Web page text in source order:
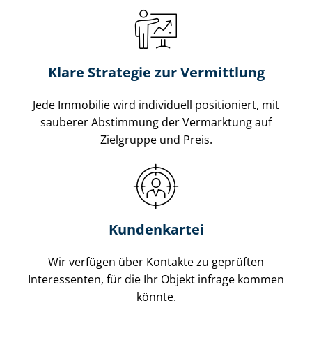
Klare Strategie zur Vermittlung
Jede Immobilie wird individuell positioniert, mit
sauberer Abstimmung der Vermarktung auf
Zielgruppe und Preis.
Kundenkartei
Wir verfügen über Kontakte zu geprüften
Interessenten, für die Ihr Objekt infrage kommen
könnte.